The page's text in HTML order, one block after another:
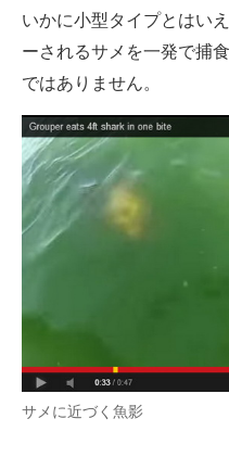
モノづくり技術者専門サイト
エレクトロニクス専門サイト
電子設計の基本と応用
エネルギーの専門メディア
建設×テクノロジーの最前線
いかに小型タイプとはい
ーされるサメを一発で捕
ではありません。
サメに近づく魚影